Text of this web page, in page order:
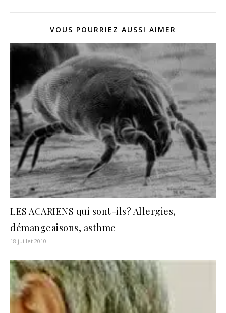
VOUS POURRIEZ AUSSI AIMER
LES ACARIENS qui sont-ils? Allergies,
démangeaisons, asthme
18 juillet 2010